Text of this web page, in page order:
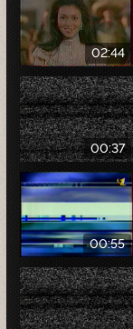
02:44
00:37
00:55